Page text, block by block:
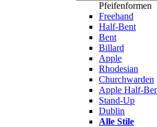
Pfeifenformen
Freehand
Half-Bent
Bent
Billard
Apple
Rhodesian
Churchwarden
Apple Half-
Stand-Up
Dublin
Alle Stile